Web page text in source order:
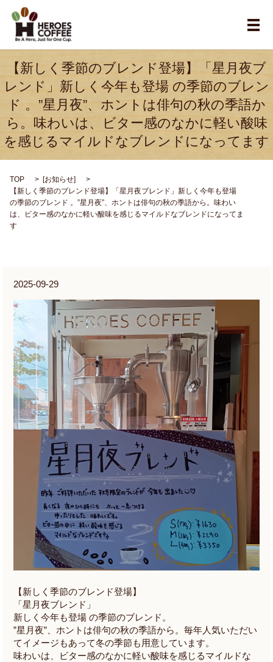
メ
【新しく季節のブレンド登場】「星月夜ブ
レンド」新しく今年も登場 の季節のブレン
ド 。”星月夜”、ホントは俳句の秋の季語か
ら。味わいは、ビター感のなかに軽い酸味
を感じるマイルドなブレンドになってます
TOP [お知らせ]
【新しく季節のブレンド登場】「星月夜ブレンド」新しく今年も登場
の季節のブレンド 。”星月夜”、ホントは俳句の秋の季語から。味わい
は、ビター感のなかに軽い酸味を感じるマイルドなブレンドになってま
す
2025-09-29
【新しく季節のブレンド登場】
「星月夜ブレンド」
新しく今年も登場 の季節のブレンド。
”星月夜”、ホントは俳句の秋の季語から。毎年人気いただい
てイメージもあって冬の季節も用意しています。
味わいは、ビター感のなかに軽い酸味を感じるマイルドな